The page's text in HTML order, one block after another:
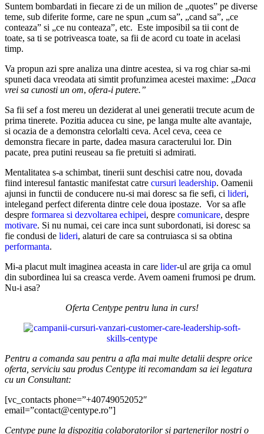
Suntem bombardati in fiecare zi de un milion de „quotes” pe diverse
teme, sub diferite forme, care ne spun „cum sa”, „cand sa”, „ce
conteaza” si „ce nu conteaza”, etc. Este imposibil sa tii cont de
toate, sa ti se potriveasca toate, sa fii de acord cu toate in acelasi
timp.
Va propun azi spre analiza una dintre acestea, si va rog chiar sa-mi
spuneti daca vreodata ati simtit profunzimea acestei maxime: „Daca
vrei sa cunosti un om, ofera-i putere.”
Sa fii sef a fost mereu un deziderat al unei generatii trecute acum de
prima tinerete. Pozitia aducea cu sine, pe langa multe alte avantaje,
si ocazia de a demonstra celorlalti ceva. Acel ceva, ceea ce
demonstra fiecare in parte, dadea masura caracterului lor. Din
pacate, prea putini reuseau sa fie pretuiti si admirati.
Mentalitatea s-a schimbat, tinerii sunt deschisi catre nou, dovada
fiind interesul fantastic manifestat catre cursuri leadership. Oamenii
ajunsi in functii de conducere nu-si mai doresc sa fie sefi, ci lideri,
intelegand perfect diferenta dintre cele doua ipostaze. Vor sa afle
despre formarea si dezvoltarea echipei, despre comunicare, despre
motivare. Si nu numai, cei care inca sunt subordonati, isi doresc sa
fie condusi de lideri, alaturi de care sa contruiasca si sa obtina
performanta.
Mi-a placut mult imaginea aceasta in care lider-ul are grija ca omul
din subordinea lui sa creasca verde. Avem oameni frumosi pe drum.
Nu-i asa?
Oferta Centype pentru luna in curs!
Pentru a comanda sau pentru a afla mai multe detalii despre orice
oferta, serviciu sau produs Centype iti recomandam sa iei legatura
cu un Consultant:
[vc_contacts phone=”+40749052052″
email=”contact@centype.ro”]
Centype pune la dispozitia colaboratorilor si partenerilor nostri o